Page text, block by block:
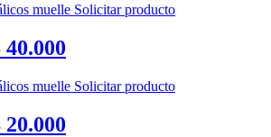
Solicitar producto
Solicitar producto